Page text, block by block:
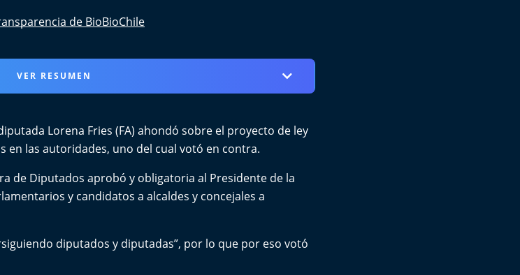
de BioBioChile
VER RESUMEN
Lorena Fries (FA) ahondó sobre el proyecto de ley
en las autoridades, uno del cual votó en contra.
de Diputados aprobó y obligatoria al Presidente de la
y candidatos a alcaldes y concejales a
diputados y diputadas”, por lo que por eso votó